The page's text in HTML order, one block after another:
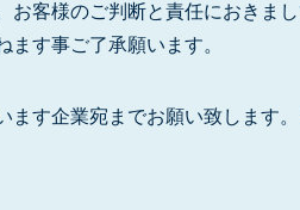
お客様のご判断と責任におきま
す事ご了承願います。
す企業宛までお願い致します